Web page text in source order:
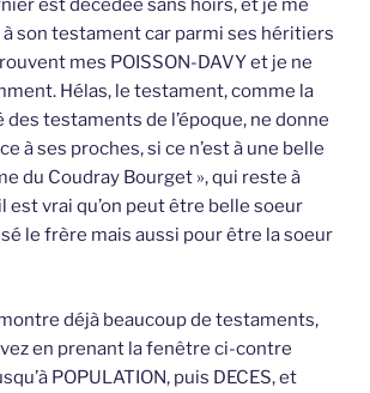
est décédée sans hoirs, et je me
son testament car parmi ses héritiers
mes POISSON-DAVY et je ne
Hélas, le testament, comme la
testaments de l’époque, ne donne
à ses proches, si ce n’est à une belle
du Coudray Bourget », qui reste à
est vrai qu’on peut être belle soeur
le frère mais aussi pour être la soeur
déjà beaucoup de testaments,
en prenant la fenêtre ci-contre
POPULATION, puis DECES, et